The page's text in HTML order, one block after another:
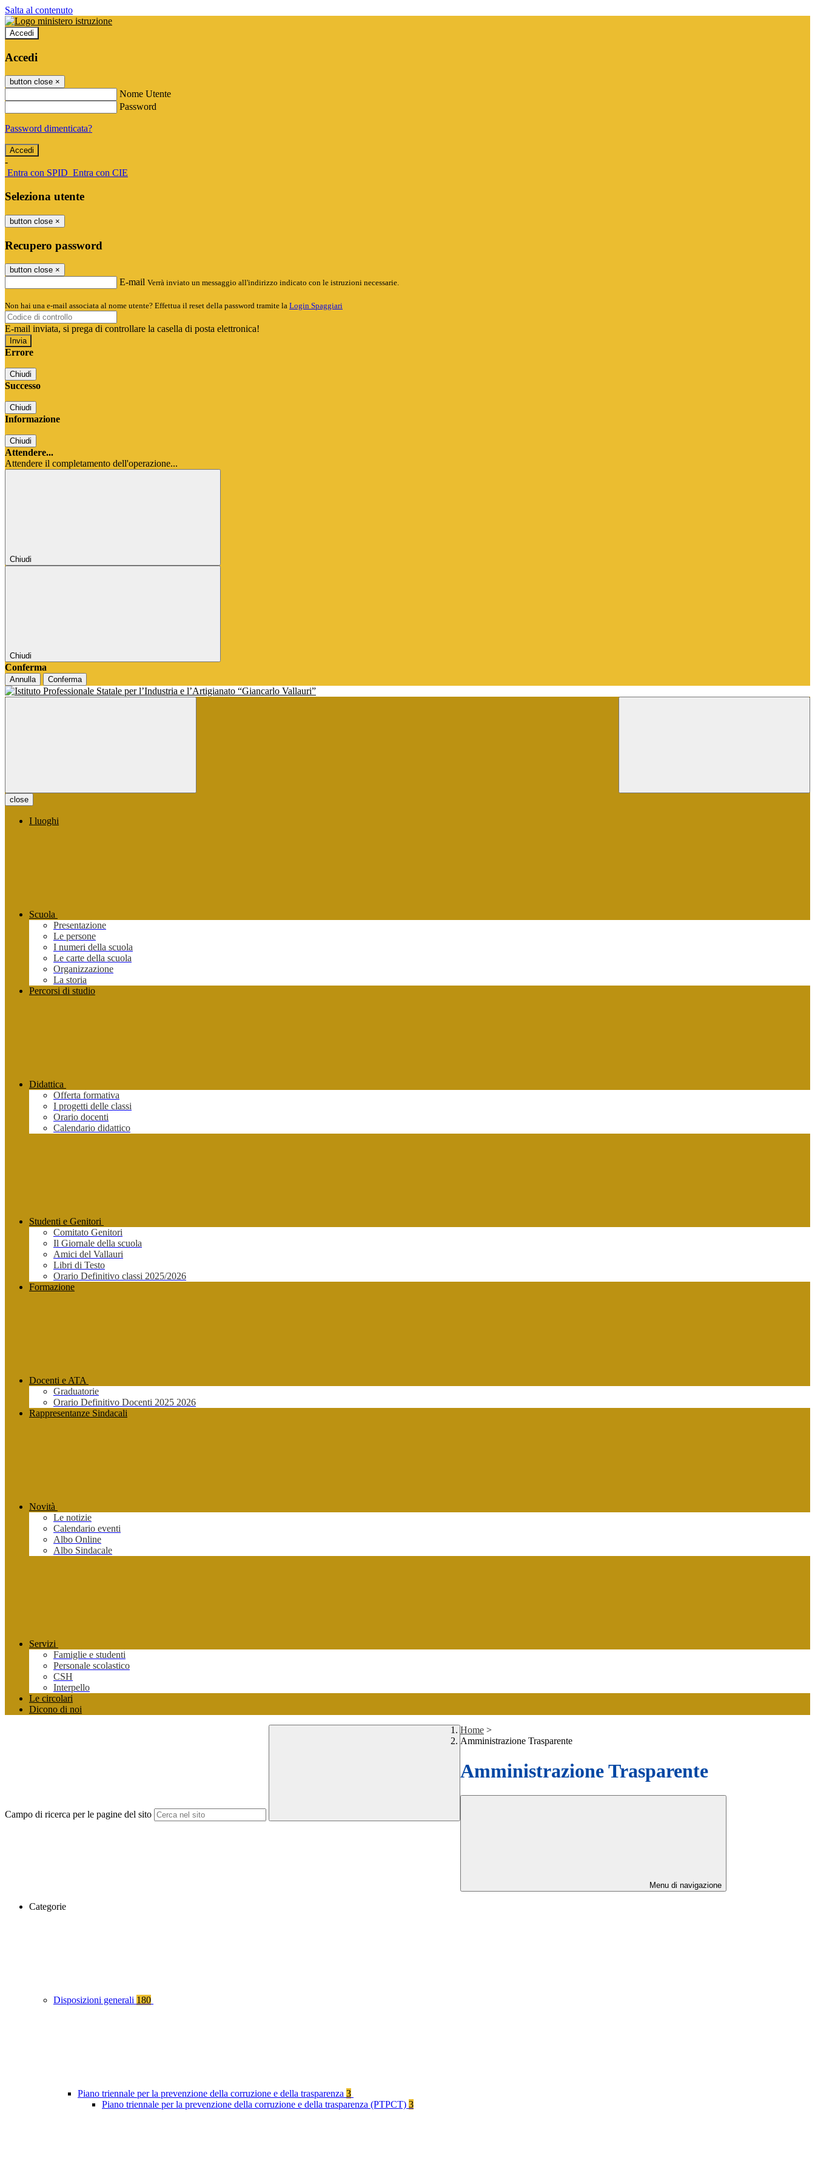
Salta al contenuto
Accedi
Accedi
button close ×
Nome Utente
Password
Password dimenticata?
-
Entra con SPID Entra con CIE
Seleziona utente
button close ×
Recupero password
button close ×
E-mail Verrà inviato un messaggio all'indirizzo indicato con le istruzioni necessarie.
Non hai una e-mail associata al nome utente? Effettua il reset della password tramite la Login Spaggiari
E-mail inviata, si prega di controllare la casella di posta elettronica!
Errore
Chiudi
Successo
Chiudi
Informazione
Chiudi
Attendere...
Attendere il completamento dell'operazione...
Chiudi
Chiudi
Conferma
Annulla Conferma
close
I luoghi
Scuola
Presentazione
Le persone
I numeri della scuola
Le carte della scuola
Organizzazione
La storia
Percorsi di studio
Didattica
Offerta formativa
I progetti delle classi
Orario docenti
Calendario didattico
Studenti e Genitori
Comitato Genitori
Il Giornale della scuola
Amici del Vallauri
Libri di Testo
Orario Definitivo classi 2025/2026
Formazione
Docenti e ATA
Graduatorie
Orario Definitivo Docenti 2025 2026
Rappresentanze Sindacali
Novità
Le notizie
Calendario eventi
Albo Online
Albo Sindacale
Servizi
Famiglie e studenti
Personale scolastico
CSH
Interpello
Le circolari
Dicono di noi
Campo di ricerca per le pagine del sito
Home >
Amministrazione Trasparente
Amministrazione Trasparente
Menu di navigazione
Categorie
Disposizioni generali 180
Piano triennale per la prevenzione della corruzione e della trasparenza 3
Piano triennale per la prevenzione della corruzione e della trasparenza (PTPCT) 3